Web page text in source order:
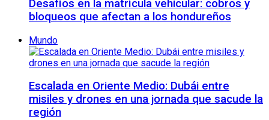
Desafíos en la matrícula vehicular: cobros y
bloqueos que afectan a los hondureños
Mundo
Escalada en Oriente Medio: Dubái entre
misiles y drones en una jornada que sacude la
región